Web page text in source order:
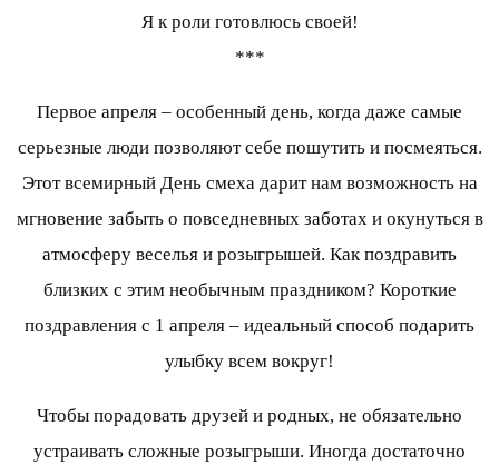
Я к роли готовлюсь своей!
***
Первое апреля – особенный день, когда даже самые
серьезные люди позволяют себе пошутить и посмеяться.
Этот всемирный День смеха дарит нам возможность на
мгновение забыть о повседневных заботах и окунуться в
атмосферу веселья и розыгрышей. Как поздравить
близких с этим необычным праздником? Короткие
поздравления с 1 апреля – идеальный способ подарить
улыбку всем вокруг!
Чтобы порадовать друзей и родных, не обязательно
устраивать сложные розыгрыши. Иногда достаточно